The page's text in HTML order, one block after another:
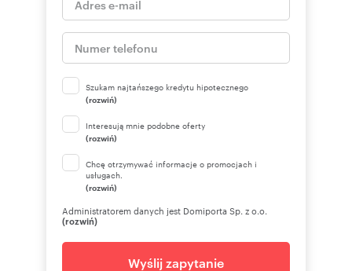
Szukam najtańszego kredytu hipotecznego
(rozwiń)
Interesują mnie podobne oferty
(rozwiń)
Chcę otrzymywać informacje o promocjach i
usługach.
(rozwiń)
Administratorem danych jest Domiporta Sp. z o.o.
(rozwiń)
Wyślij zapytanie